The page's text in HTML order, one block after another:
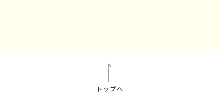
トップへ